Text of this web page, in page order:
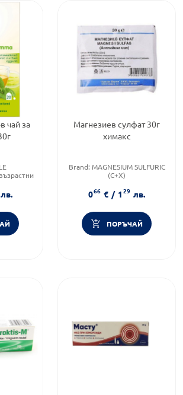
чай за
възрастни
лв.
Магнезиев сулфат 30г
химакс
Brand: MAGNESIUM SULFURIC
(C+X)
(C+X)
Категория:
Запек
066 € / 129 лв.
ПОРЪЧАЙ